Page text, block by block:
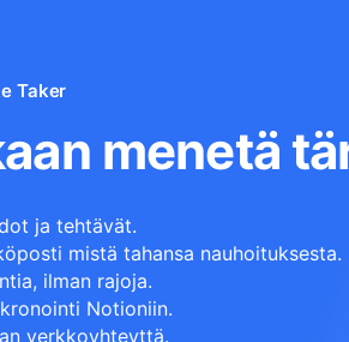
Taker
menetä
ja tehtävät.
mistä tahansa nauhoituksesta.
ilman rajoja.
Notioniin.
verkkoyhteyttä.